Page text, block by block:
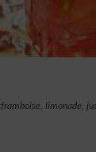
limonade,